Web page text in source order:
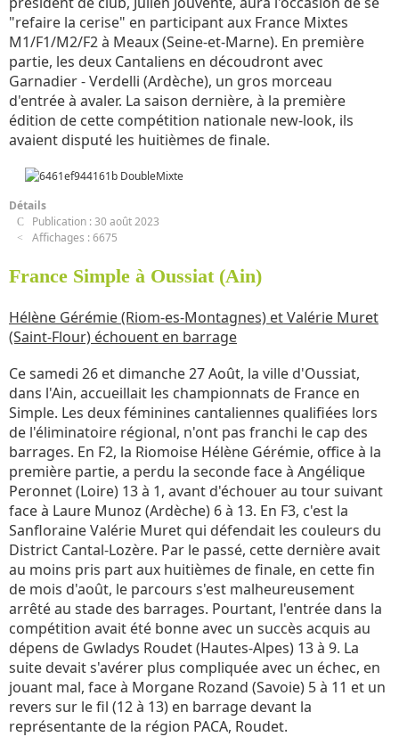
"refaire la cerise" en participant aux France Mixtes
M1/F1/M2/F2 à Meaux (Seine-et-Marne). En première
partie, les deux Cantaliens en découdront avec
Garnadier - Verdelli (Ardèche), un gros morceau
d'entrée à avaler. La saison dernière, à la première
édition de cette compétition nationale new-look, ils
avaient disputé les huitièmes de finale.
Détails
Publication : 30 août 2023
Affichages : 6675
France Simple à Oussiat (Ain)
Hélène Gérémie (Riom-es-Montagnes) et Valérie Muret
(Saint-Flour) échouent en barrage
Ce samedi 26 et dimanche 27 Août, la ville d'Oussiat,
dans l'Ain, accueillait les championnats de France en
Simple. Les deux féminines cantaliennes qualifiées lors
de l'éliminatoire régional, n'ont pas franchi le cap des
barrages. En F2, la Riomoise Hélène Gérémie, office à la
première partie, a perdu la seconde face à Angélique
Peronnet (Loire) 13 à 1, avant d'échouer au tour suivant
face à Laure Munoz (Ardèche) 6 à 13. En F3, c'est la
Sanfloraine Valérie Muret qui défendait les couleurs du
District Cantal-Lozère. Par le passé, cette dernière avait
au moins pris part aux huitièmes de finale, en cette fin
de mois d'août, le parcours s'est malheureusement
arrêté au stade des barrages. Pourtant, l'entrée dans la
compétition avait été bonne avec un succès acquis au
dépens de Gwladys Roudet (Hautes-Alpes) 13 à 9. La
suite devait s'avérer plus compliquée avec un échec, en
jouant mal, face à Morgane Rozand (Savoie) 5 à 11 et un
revers sur le fil (12 à 13) en barrage devant la
représentante de la région PACA, Roudet.